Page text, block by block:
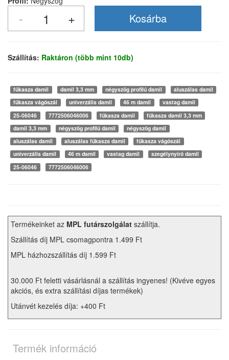
Szállítás: Raktáron (több mint 10db)
fűkasza damil damil 3,3 mm négyszög profilú damil
aluszálas damil
fűkasza vágószál
univerzális damil 46 m damil
vastag damil
25-06046
7772506046006 fűkasza damil
fűkasza damil 3,3 mm
damil 3,3 mm
négyszög profilú damil
négyszög damil
aluszálas damil
aluszálas fűkasza damil
fűkasza vágószál
univerzális damil
46 m damil vastag damil
szegélynyíró damil
25-06046
7772506046006
Termékeinket az MPL futárszolgálat szállítja.
Szállítás díj MPL csomagpontra 1.499 Ft
MPL házhozszállítás díj 1.599 Ft
30.000 Ft feletti vásárlásnál a szállítás ingyenes! (Kivéve egyes
akciós, és extra szállítási díjas termékek)
Utánvét kezelés díja: +400 Ft
Termék információ